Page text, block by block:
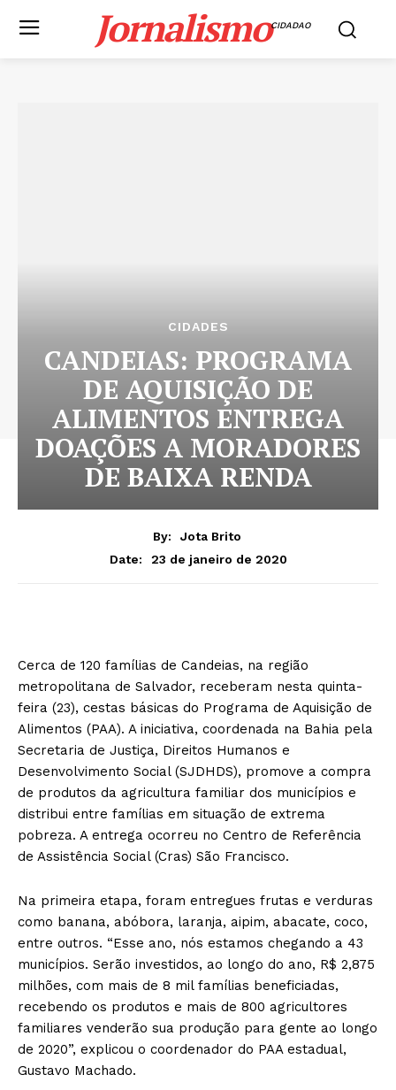
JornalismoCIDADAO
CIDADES
CANDEIAS: PROGRAMA
DE AQUISIÇÃO DE
ALIMENTOS ENTREGA
DOAÇÕES A MORADORES
DE BAIXA RENDA
By:
Jota Brito
Date:
23 de janeiro de 2020
Cerca de 120 famílias de Candeias, na região
metropolitana de Salvador, receberam nesta quinta-
feira (23), cestas básicas do Programa de Aquisição de
Alimentos (PAA). A iniciativa, coordenada na Bahia pela
Secretaria de Justiça, Direitos Humanos e
Desenvolvimento Social (SJDHDS), promove a compra
de produtos da agricultura familiar dos municípios e
distribui entre famílias em situação de extrema
pobreza. A entrega ocorreu no Centro de Referência
de Assistência Social (Cras) São Francisco.
Na primeira etapa, foram entregues frutas e verduras
como banana, abóbora, laranja, aipim, abacate, coco,
entre outros. “Esse ano, nós estamos chegando a 43
municípios. Serão investidos, ao longo do ano, R$ 2,875
milhões, com mais de 8 mil famílias beneficiadas,
recebendo os produtos e mais de 800 agricultores
familiares venderão sua produção para gente ao longo
de 2020”, explicou o coordenador do PAA estadual,
Gustavo Machado.